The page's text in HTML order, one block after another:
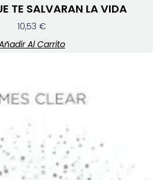
TE SALVARAN LA VIDA
10,53 €
Al Carrito